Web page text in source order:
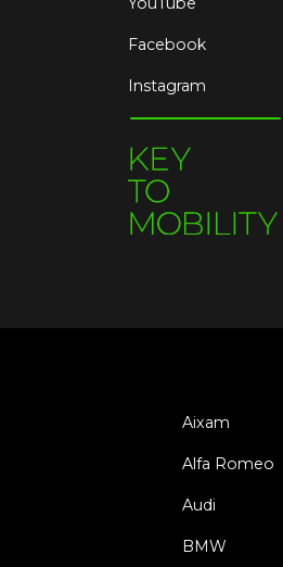
Facebook
Instagram
Aixam
Alfa Romeo
Audi
BMW